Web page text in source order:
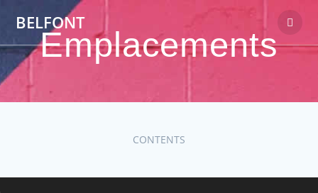
contenu
BELFONT
Emplacements
CONTENTS